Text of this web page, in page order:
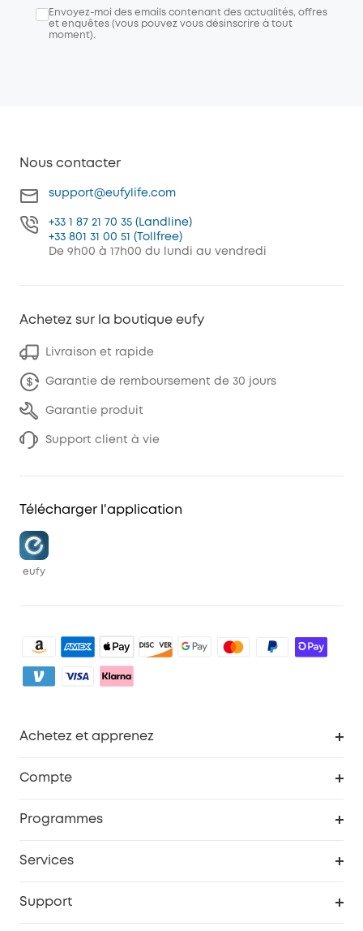
Envoyez-moi des emails contenant des actualités, offres
et enquêtes (vous pouvez vous désinscrire à tout
moment).
Nous contacter
support@eufylife.com
+33 1 87 21 70 35 (Landline)
+33 801 31 00 51 (Tollfree)
De 9h00 à 17h00 du lundi au vendredi
Achetez sur la boutique eufy
Livraison et rapide
Garantie de remboursement de 30 jours
Garantie produit
Support client à vie
Télécharger l'application
eufy
Achetez et apprenez
Compte
Programmes
Services
Support